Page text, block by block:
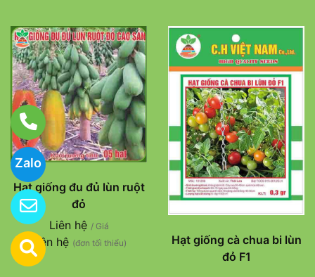
Zalo
Hạt giống đu đủ lùn ruột
đỏ
Liên hệ / Giá
Liên hệ (đơn tối thiểu)
Hạt giống cà chua bi lùn
đỏ F1